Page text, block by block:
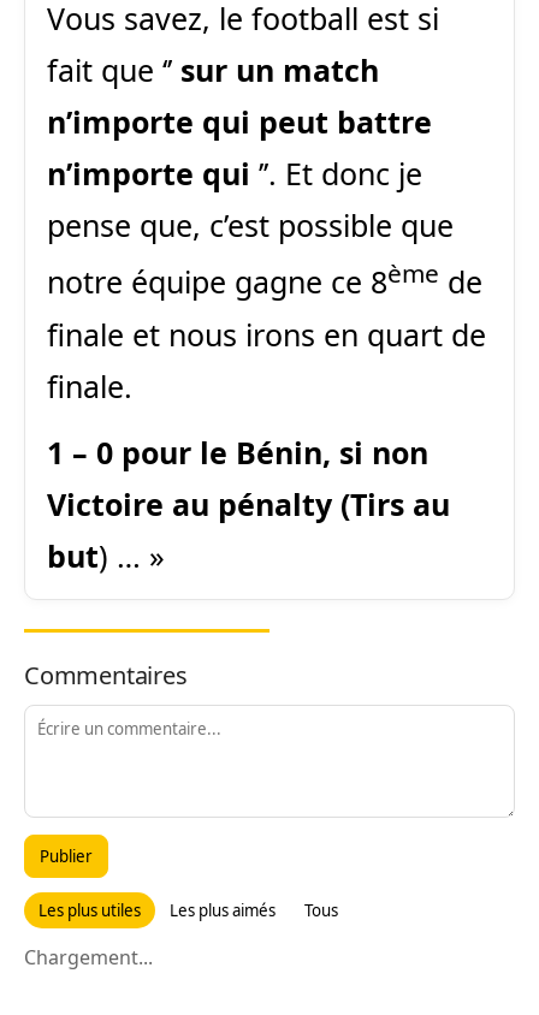
Vous savez, le football est si
fait que ‘’ sur un match
n’importe qui peut battre
n’importe qui ’’. Et donc je
pense que, c’est possible que
notre équipe gagne ce 8ème de
finale et nous irons en quart de
finale.
1 – 0 pour le Bénin, si non
Victoire au pénalty (Tirs au
but) … »
Commentaires
Publier
Les plus utiles Les plus aimés Tous
Chargement...